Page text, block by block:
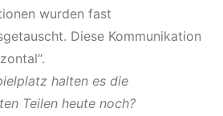
wurden fast
Diese Kommunikation
halten es die
Teilen heute noch?